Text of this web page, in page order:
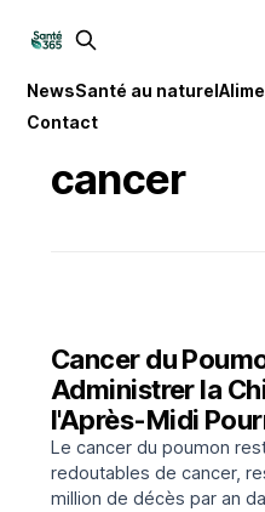
NewsSanté au naturel
Contact
cancer
Cancer du
Administrer la
l'Après-Midi
Donne
Le cancer du poumon
redoutables de cancer,
million de décès par an